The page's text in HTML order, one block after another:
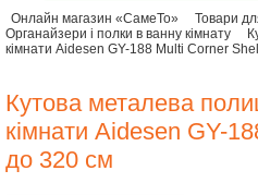
Онлайн магазин «СамеТо» Товари
Органайзери і полки в ванну кімнату
кімнати Aidesen GY-188 Multi Corner
Кутова металева
кімнати Aidesen GY-
до 320 см